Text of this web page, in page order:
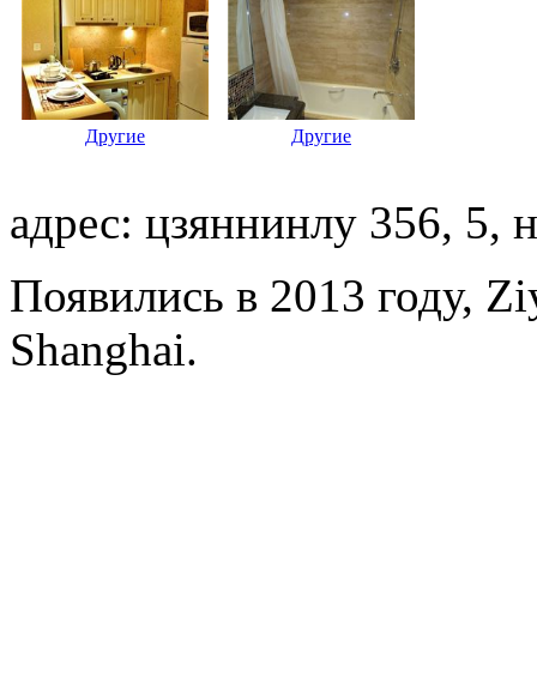
Другие Другие
адрес: цзяннинлу 356, 5,
Появились в 2013 году,
Shanghai.